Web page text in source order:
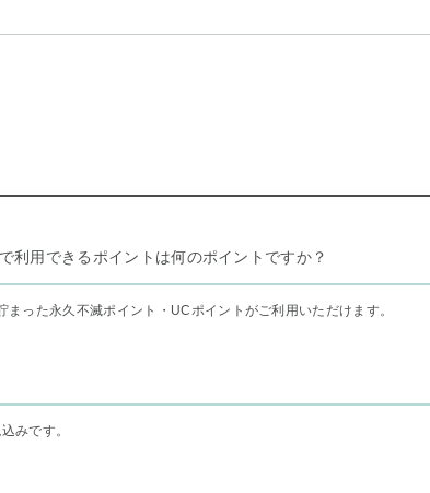
利用できるポイントは何のポイントですか？
った永久不滅ポイント・UCポイントがご利用いただけます。
みです。